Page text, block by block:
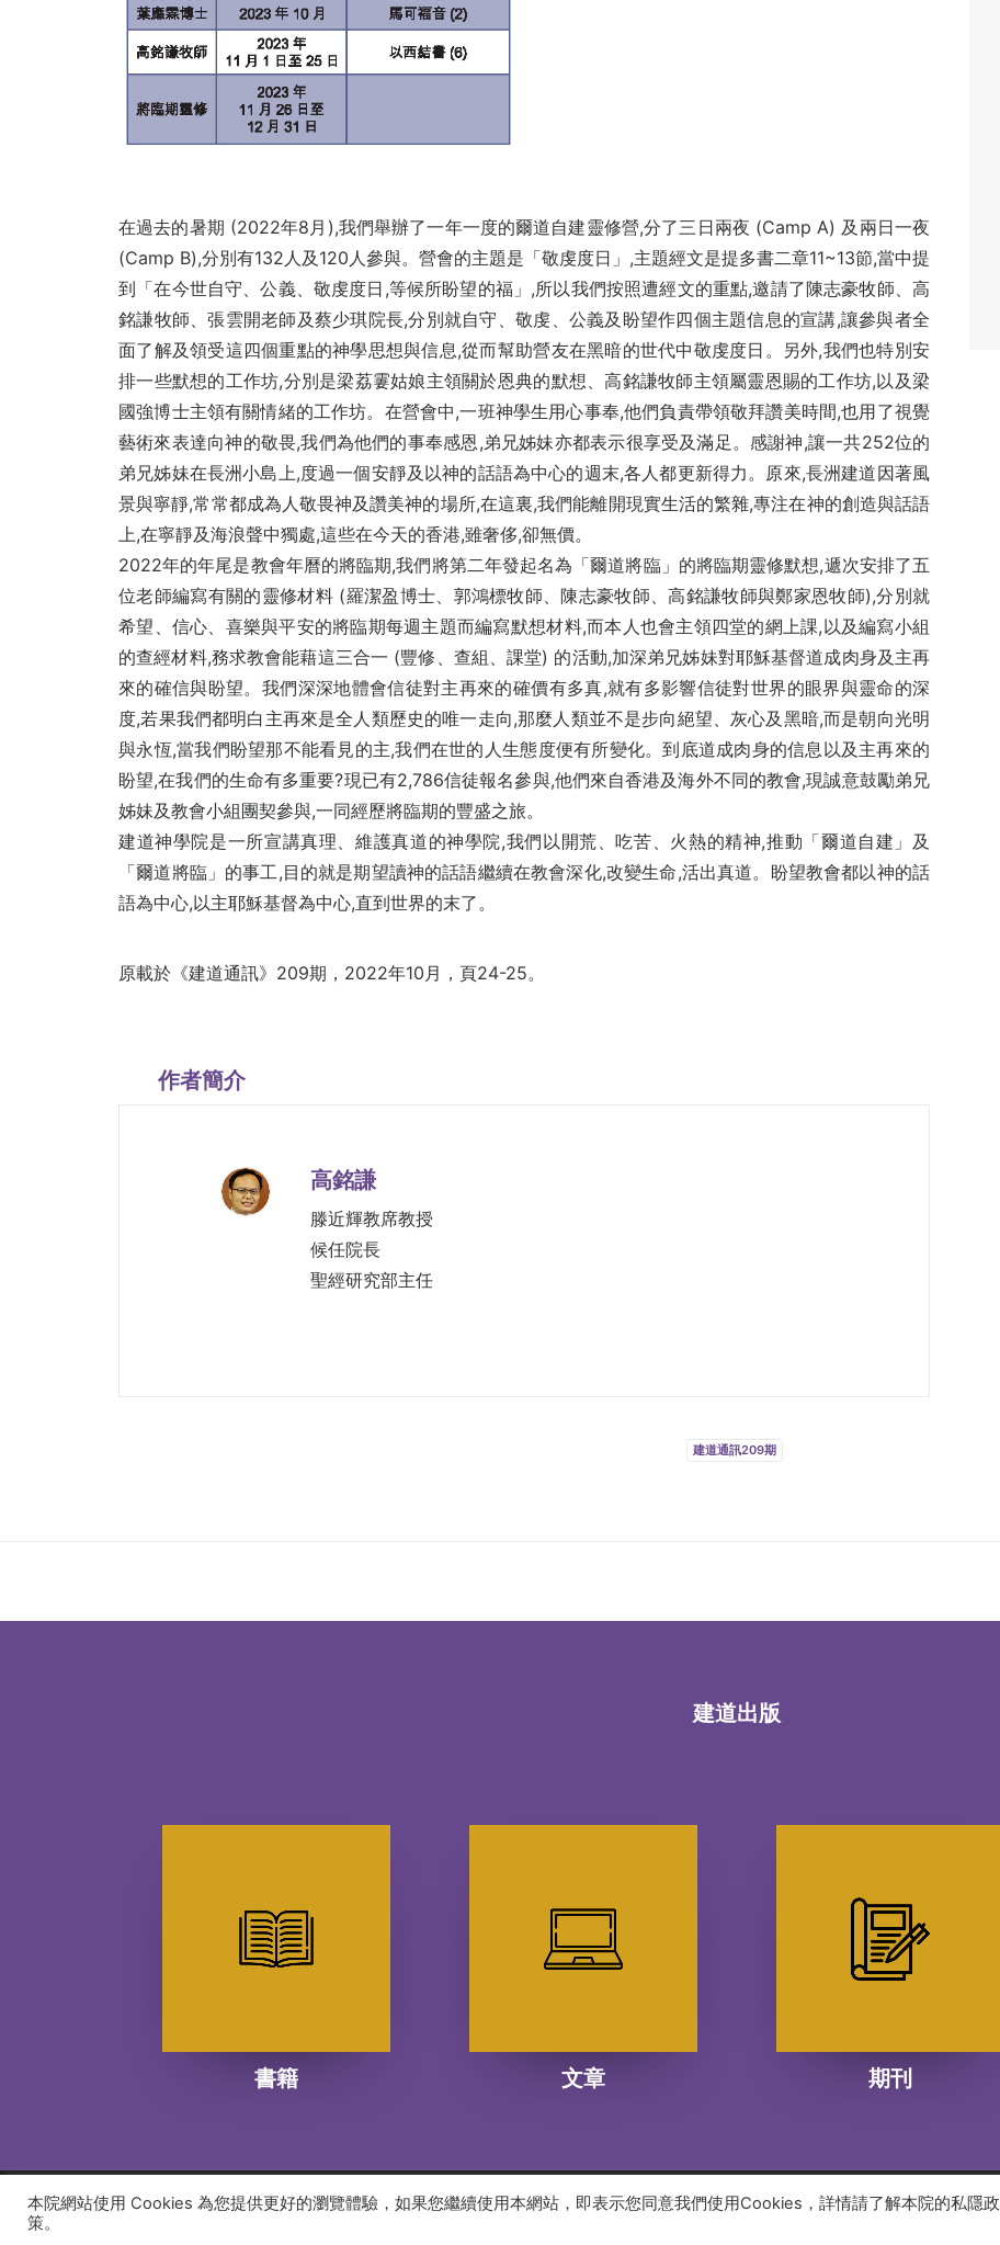
在過去的暑期 (2022年8月),我們舉辦了一年一度的爾道自建靈修營,分了三日兩夜 (Camp A) 及兩日一夜
(Camp B),分別有132人及120人參與。營會的主題是「敬虔度日」,主題經文是提多書二章11~13節,當中提
到「在今世自守、公義、敬虔度日,等候所盼望的福」,所以我們按照遭經文的重點,邀請了陳志豪牧師、高
銘謙牧師、張雲開老師及蔡少琪院長,分別就自守、敬虔、公義及盼望作四個主題信息的宣講,讓參與者全
面了解及領受這四個重點的神學思想與信息,從而幫助營友在黑暗的世代中敬虔度日。另外,我們也特別安
排一些默想的工作坊,分別是梁荔霋姑娘主領關於恩典的默想、高銘謙牧師主領屬靈恩賜的工作坊,以及梁
國強博士主領有關情緒的工作坊。在營會中,一班神學生用心事奉,他們負責帶領敬拜讚美時間,也用了視覺
藝術來表達向神的敬畏,我們為他們的事奉感恩,弟兄姊妹亦都表示很享受及滿足。感謝神,讓一共252位的
弟兄姊妹在長洲小島上,度過一個安靜及以神的話語為中心的週末,各人都更新得力。原來,長洲建道因著風
景與寧靜,常常都成為人敬畏神及讚美神的場所,在這裏,我們能離開現實生活的繁雜,專注在神的創造與話語
上,在寧靜及海浪聲中獨處,這些在今天的香港,雖奢侈,卻無價。
2022年的年尾是教會年曆的將臨期,我們將第二年發起名為「爾道將臨」的將臨期靈修默想,遞次安排了五
位老師編寫有關的靈修材料 (羅潔盈博士、郭鴻標牧師、陳志豪牧師、高銘謙牧師與鄭家恩牧師),分別就
希望、信心、喜樂與平安的將臨期每週主題而編寫默想材料,而本人也會主領四堂的網上課,以及編寫小組
的查經材料,務求教會能藉這三合一 (豐修、查組、課堂) 的活動,加深弟兄姊妹對耶穌基督道成肉身及主再
來的確信與盼望。我們深深地體會信徒對主再來的確價有多真,就有多影響信徒對世界的眼界與靈命的深
度,若果我們都明白主再來是全人類歷史的唯一走向,那麼人類並不是步向絕望、灰心及黑暗,而是朝向光明
與永恆,當我們盼望那不能看見的主,我們在世的人生態度便有所變化。到底道成肉身的信息以及主再來的
盼望,在我們的生命有多重要?現已有2,786信徒報名參與,他們來自香港及海外不同的教會,現誠意鼓勵弟兄
姊妹及教會小組團契參與,一同經歷將臨期的豐盛之旅。
建道神學院是一所宣講真理、維護真道的神學院,我們以開荒、吃苦、火熱的精神,推動「爾道自建」及
「爾道將臨」的事工,目的就是期望讀神的話語繼續在教會深化,改變生命,活出真道。盼望教會都以神的話
語為中心,以主耶穌基督為中心,直到世界的末了。
原載於《建道通訊》209期，2022年10月，頁24-25。
作者簡介
高銘謙
滕近輝教席教授
候任院長
聖經研究部主任
建道通訊209期
建道出版
書籍 文章 期刊
© 2026 建道神學院Alliance Bible Seminary. All rights reserved
本院網站使用 Cookies 為您提供更好的瀏覽體驗，如果您繼續使用本網站，即表示您同意我們使用Cookies，詳情請了解本院的私隱政
策。